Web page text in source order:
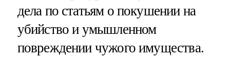
дела по статьям о покушении на
убийство и умышленном
повреждении чужого имущества.